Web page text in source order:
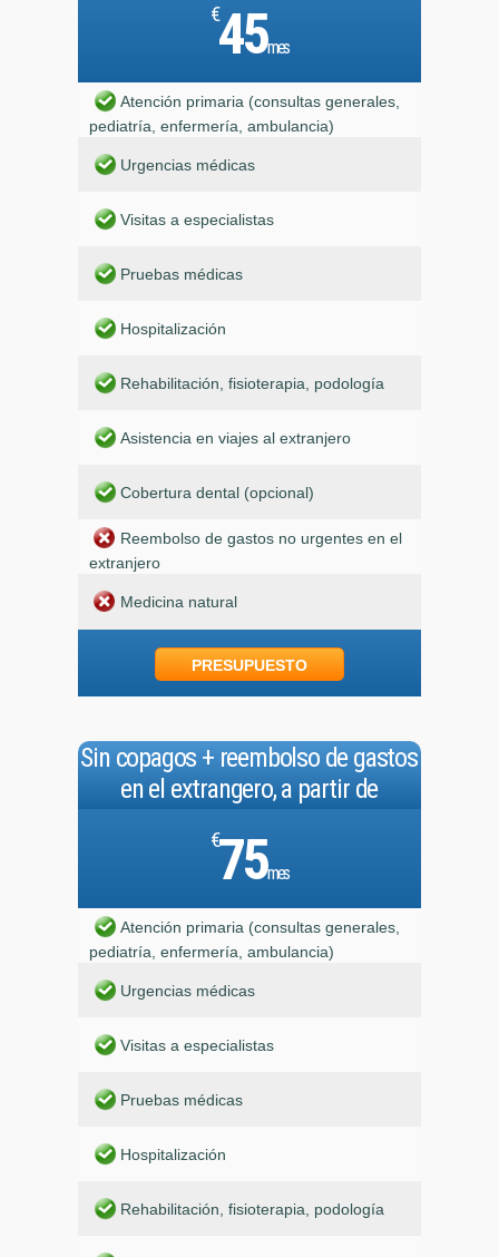
€45mes
Atención primaria (consultas generales,
pediatría, enfermería, ambulancia)
Urgencias médicas
Visitas a especialistas
Pruebas médicas
Hospitalización
Rehabilitación, fisioterapia, podología
Asistencia en viajes al extranjero
Cobertura dental (opcional)
Reembolso de gastos no urgentes en el
extranjero
Medicina natural
PRESUPUESTO
Sin copagos + reembolso de gastos
en el extrangero, a partir de
€75mes
Atención primaria (consultas generales,
pediatría, enfermería, ambulancia)
Urgencias médicas
Visitas a especialistas
Pruebas médicas
Hospitalización
Rehabilitación, fisioterapia, podología